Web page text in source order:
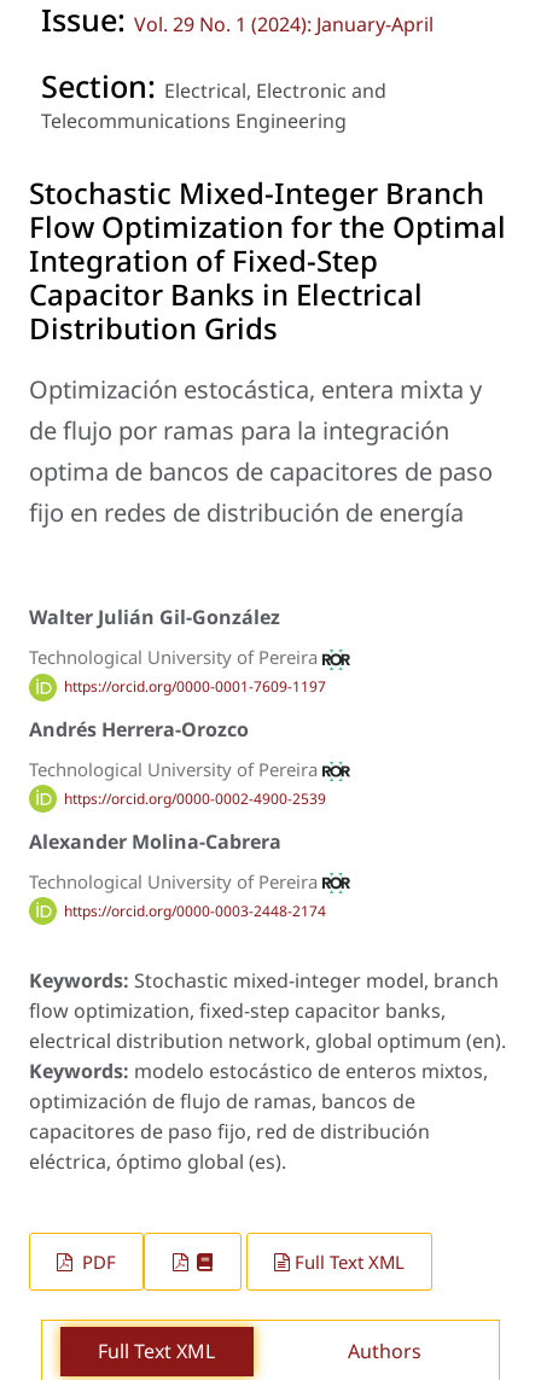
Issue: Vol. 29 No. 1 (2024): January-April
Section: Electrical, Electronic and
Telecommunications Engineering
Stochastic Mixed-Integer Branch
Flow Optimization for the Optimal
Integration of Fixed-Step
Capacitor Banks in Electrical
Distribution Grids
Optimización estocástica, entera mixta y
de flujo por ramas para la integración
optima de bancos de capacitores de paso
fijo en redes de distribución de energía
Walter Julián Gil-González
Technological University of Pereira
https://orcid.org/0000-0001-7609-1197
Andrés Herrera-Orozco
Technological University of Pereira
https://orcid.org/0000-0002-4900-2539
Alexander Molina-Cabrera
Technological University of Pereira
https://orcid.org/0000-0003-2448-2174
Keywords: Stochastic mixed-integer model, branch
flow optimization, fixed-step capacitor banks,
electrical distribution network, global optimum (en).
Keywords: modelo estocástico de enteros mixtos,
optimización de flujo de ramas, bancos de
capacitores de paso fijo, red de distribución
eléctrica, óptimo global (es).
PDF Full Text XML
Full Text XML Authors